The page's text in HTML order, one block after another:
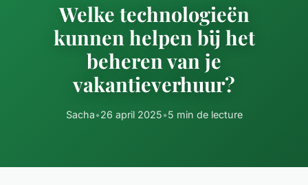
Welke technologieën
kunnen helpen bij het
beheren van je
vakantieverhuur?
Sacha•26 april 2025•5 min de lecture